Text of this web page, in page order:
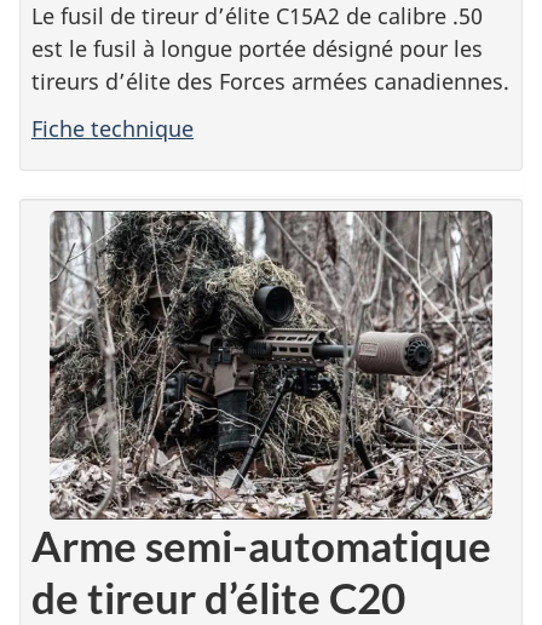
Le fusil de tireur d’élite C15A2 de calibre .50
est le fusil à longue portée désigné pour les
tireurs d’élite des Forces armées canadiennes.
Fiche technique
Arme semi-automatique
de tireur d’élite C20